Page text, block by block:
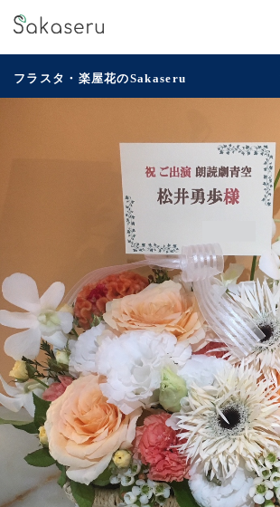
フラスタ・楽屋花のSakaseru